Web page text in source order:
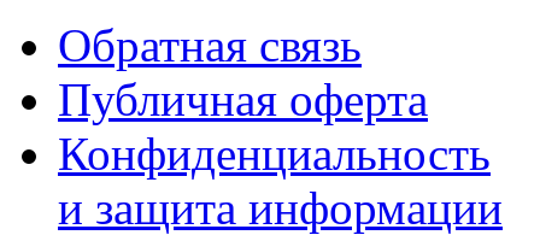
Обратная связь
Публичная оферта
Конфиденциальность
и защита информации